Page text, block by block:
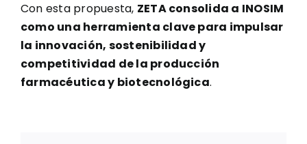
Con esta propuesta, ZETA consolida a INOSIM
como una herramienta clave para impulsar
la innovación, sostenibilidad y
competitividad de la producción
farmacéutica y biotecnológica.